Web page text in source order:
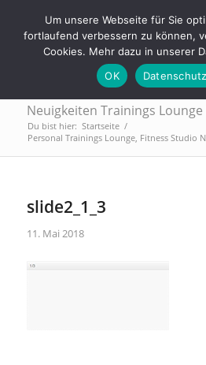
Tel.: 0911 - 2171 4565 |
Neuigkeiten Trainings
Du bist hier: Startseite /
Personal Trainings Lounge, Fitness Studio
slide2_1_3
11. Mai 2018
Um unsere Webseite für Sie
fortlaufend verbessern zu können,
Cookies. Mehr dazu in unserer
OK